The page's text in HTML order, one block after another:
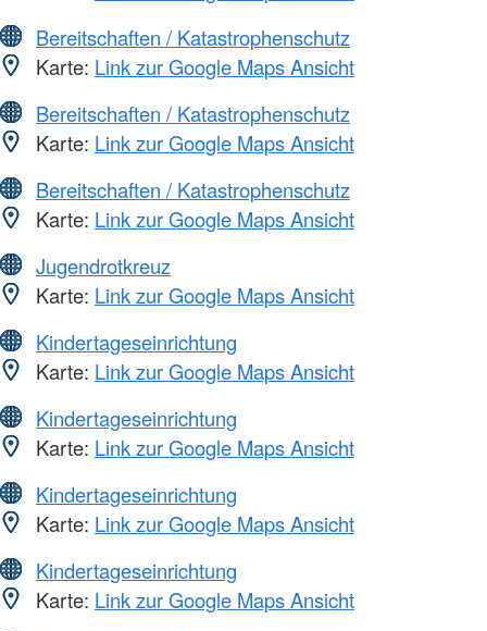
Bereitschaften / Katastrophenschutz
Karte: Link zur Google Maps Ansicht
Bereitschaften / Katastrophenschutz
Karte: Link zur Google Maps Ansicht
Bereitschaften / Katastrophenschutz
Karte: Link zur Google Maps Ansicht
Jugendrotkreuz
Karte: Link zur Google Maps Ansicht
Kindertageseinrichtung
Karte: Link zur Google Maps Ansicht
Kindertageseinrichtung
Karte: Link zur Google Maps Ansicht
Kindertageseinrichtung
Karte: Link zur Google Maps Ansicht
Kindertageseinrichtung
Karte: Link zur Google Maps Ansicht